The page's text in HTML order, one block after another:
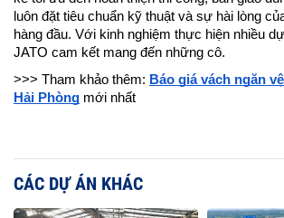
luôn đặt tiêu chuẩn kỹ thuật và sự hài lòng
hàng đầu. Với kinh nghiệm thực hiện nhiều
JATO cam kết mang đến những cô.
>>> Tham khảo thêm: Báo giá vách ngăn
Hải Phòng mới nhất
CÁC DỰ ÁN KHÁC